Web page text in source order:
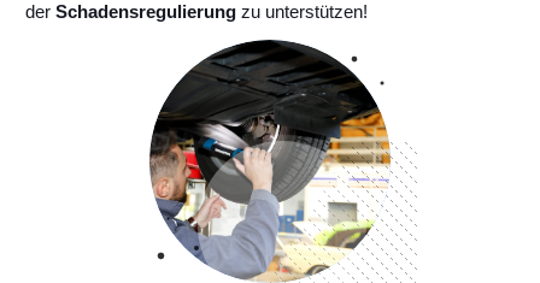
der Schadensregulierung zu unterstützen!